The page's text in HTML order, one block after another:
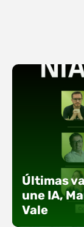
Últimas
une IA,
Vale